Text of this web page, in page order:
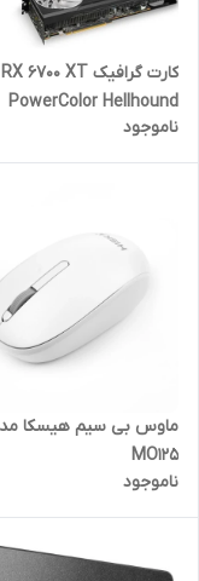
کارت گرافیک RX 6700 XT
PowerColor Hellhound
RADEON 12GB
ناموجود
MO125
ناموجود